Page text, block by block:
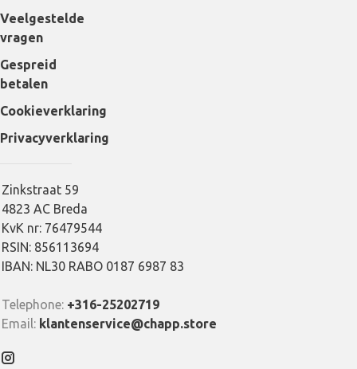
Veelgestelde
vragen
Gespreid
betalen
Cookieverklaring
Privacyverklaring
Zinkstraat 59
4823 AC Breda
KvK nr: 76479544
RSIN: 856113694
IBAN: NL30 RABO 0187 6987 83
Telephone: +316-25202719
Email: klantenservice@chapp.store